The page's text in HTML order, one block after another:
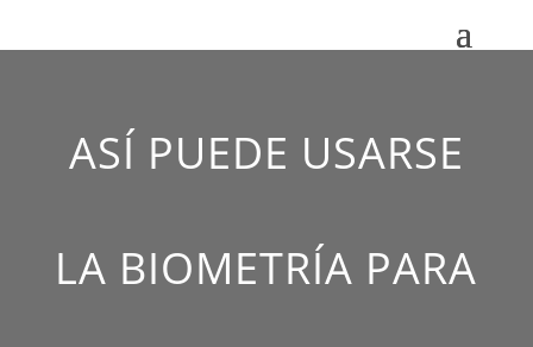
ASÍ PUEDE USARSE
LA BIOMETRÍA PARA